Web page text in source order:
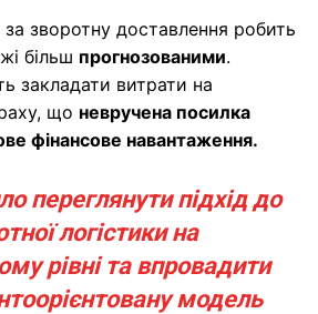
зворотну доставлення робить
більш прогнозованими.
закладати витрати на
що невручена посилка
фінансове навантаження.
переглянути підхід до
логістики на
рівні та впровадити
модель